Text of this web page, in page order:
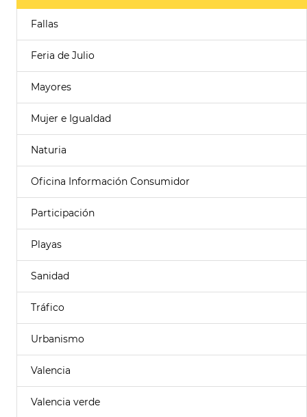
Fallas
Feria de Julio
Mayores
Mujer e Igualdad
Naturia
Oficina Información Consumidor
Participación
Playas
Sanidad
Tráfico
Urbanismo
Valencia
Valencia verde